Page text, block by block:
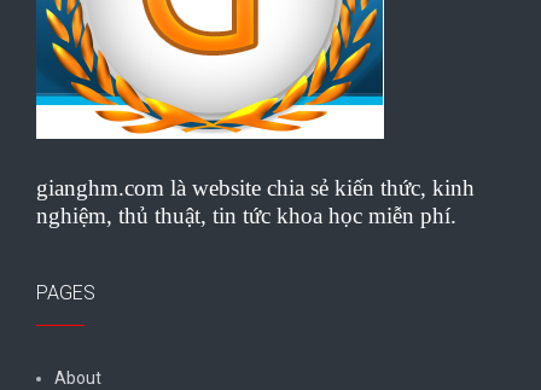
gianghm.com là website chia sẻ kiến thức, kinh
nghiệm, thủ thuật, tin tức khoa học miễn phí.
PAGES
About